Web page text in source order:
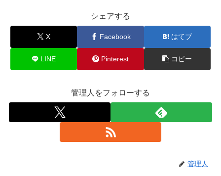
シェアする
X Facebook はてブ
LINE Pinterest コピー
管理人をフォローする
管理人